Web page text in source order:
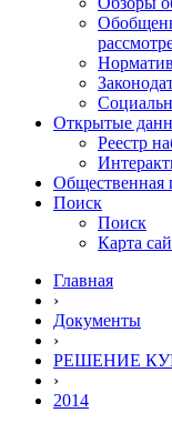
Открытые
Реестр
Общественная
Поиск
Поиск
Карта
Главная
›
Документы
›
РЕШЕНИЕ
›
2014